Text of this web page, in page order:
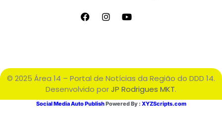
© 2025 Área 14 – Portal de Notícias da Região do DDD 14.
Desenvolvido porJP Rodrigues MKT.
Social Media Auto PublishPowered By : XYZScripts.com